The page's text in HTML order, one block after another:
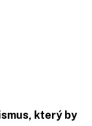
který by